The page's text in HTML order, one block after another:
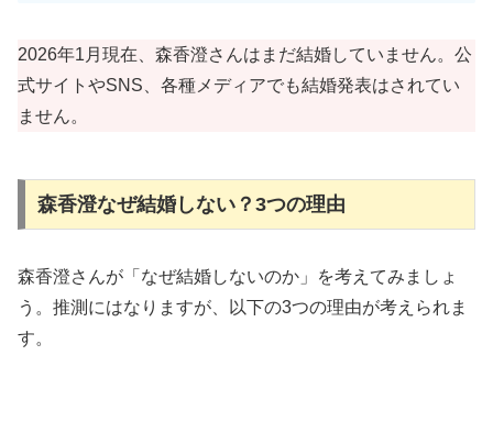
2026年1月現在、森香澄さんはまだ結婚していません。公
式サイトやSNS、各種メディアでも結婚発表はされてい
ません。
森香澄なぜ結婚しない？3つの理由
森香澄さんが「なぜ結婚しないのか」を考えてみましょ
う。推測にはなりますが、以下の3つの理由が考えられま
す。